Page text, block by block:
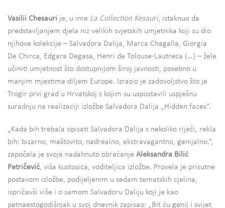
Vasilii Chesauri je, u ime La Collection Kesauri, istaknuo da
predstavljanjem djela niz velikih svjetskih umjetnika koji su dio
njihove kolekcije – Salvadora Dalija, Marca Chagalla, Giorgia
De Chirca, Edgara Degasa, Henri de Tolouse-Lautreca (…) – žele
učiniti umjetnost što dostupnijom široj javnosti, posebno u
manjim mjestima diljem Europe. Izrazio je zadovoljstvo što je
Trogir prvi grad u Hrvatskoj s kojim su uspostavili uspješnu
suradnju na realizaciji izložbe Salvadora Dalija „Hidden faces“.
„Kada bih trebala opisati Salvadora Dalija s nekoliko riječi, rekla
bih: bizarno, maštovito, nadrealno, ekstravagantno, genijalno.“,
započela je svoje nadahnuto obraćanje Aleksandra Bilić
Petričević, viša kustosica, voditeljica izložbe. Provela je prisutne
postavom izložbe, podijeljenim u sedam tematskih cjelina,
ispričavši više i o samom Salvadoru Daliju koji je kao
petnaestogodišnjak u svoj dnevnik zapisao: „Bit ću genij i svijet